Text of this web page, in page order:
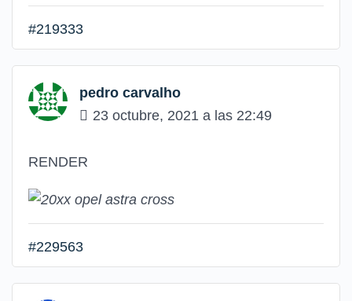
#219333
pedro carvalho
23 octubre, 2021 a las 22:49
RENDER
#229563